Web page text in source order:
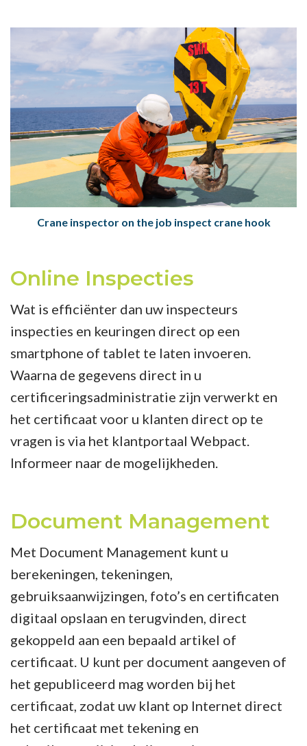
Crane inspector on the job inspect crane hook
Online Inspecties
Wat is efficiënter dan uw inspecteurs
inspecties en keuringen direct op een
smartphone of tablet te laten invoeren.
Waarna de gegevens direct in u
certificeringsadministratie zijn verwerkt en
het certificaat voor u klanten direct op te
vragen is via het klantportaal Webpact.
Informeer naar de mogelijkheden.
Document Management
Met Document Management kunt u
berekeningen, tekeningen,
gebruiksaanwijzingen, foto’s en certificaten
digitaal opslaan en terugvinden, direct
gekoppeld aan een bepaald artikel of
certificaat. U kunt per document aangeven of
het gepubliceerd mag worden bij het
certificaat, zodat uw klant op Internet direct
het certificaat met tekening en